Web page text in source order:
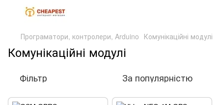
Програматори, контролери, Arduino Комунікаційні модулі
Комунікаційні модулі
Фільтр За популярністю